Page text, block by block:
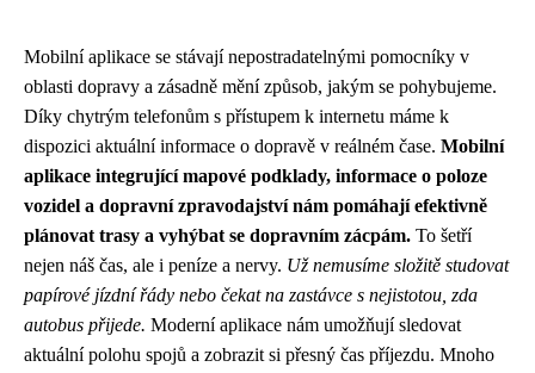
Mobilní aplikace se stávají nepostradatelnými pomocníky v
oblasti dopravy a zásadně mění způsob, jakým se pohybujeme.
Díky chytrým telefonům s přístupem k internetu máme k
dispozici aktuální informace o dopravě v reálném čase. Mobilní
aplikace integrující mapové podklady, informace o poloze
vozidel a dopravní zpravodajství nám pomáhají efektivně
plánovat trasy a vyhýbat se dopravním zácpám. To šetří
nejen náš čas, ale i peníze a nervy. Už nemusíme složitě studovat
papírové jízdní řády nebo čekat na zastávce s nejistotou, zda
autobus přijede. Moderní aplikace nám umožňují sledovat
aktuální polohu spojů a zobrazit si přesný čas příjezdu. Mnoho